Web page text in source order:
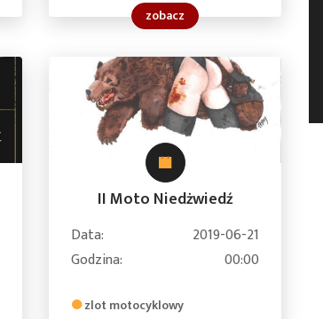
zobacz
II Moto Niedżwiedź
Data:
2019-06-21
Godzina:
00:00
zlot motocyklowy